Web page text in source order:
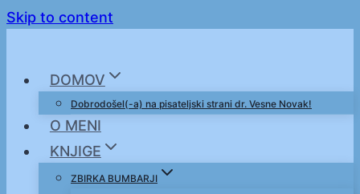
Skip to content
DOMOV
Dobrodošel(-a) na pisateljski strani dr. Vesne Novak!
O MENI
KNJIGE
ZBIRKA BUMBARJI